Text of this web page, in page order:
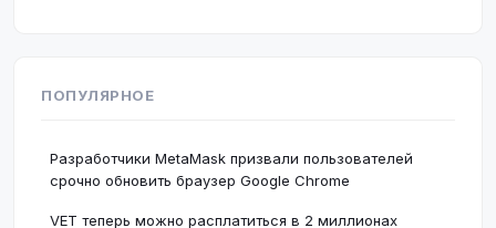
ПОПУЛЯРНОЕ
Разработчики MetaMask призвали пользователей
срочно обновить браузер Google Chrome
VET теперь можно расплатиться в 2 миллионах